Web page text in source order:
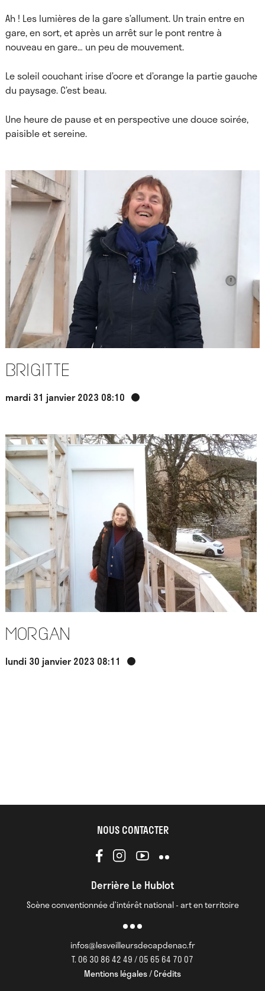
Ah ! Les lumières de la gare s’allument. Un train entre en
gare, en sort, et après un arrêt sur le pont rentre à
nouveau en gare… un peu de mouvement.
Le soleil couchant irise d’ocre et d’orange la partie gauche
du paysage. C’est beau.
Une heure de pause et en perspective une douce soirée,
paisible et sereine.
Brigitte
mardi 31 janvier 2023 08:10
Morgan
lundi 30 janvier 2023 08:11
NOUS CONTACTER
Derrière Le Hublot
Scène conventionnée d’intérêt national - art en territoire
infos@lesveilleursdecapdenac.fr
T. 06 30 86 42 49 / 05 65 64 70 07
Mentions légales / Crédits